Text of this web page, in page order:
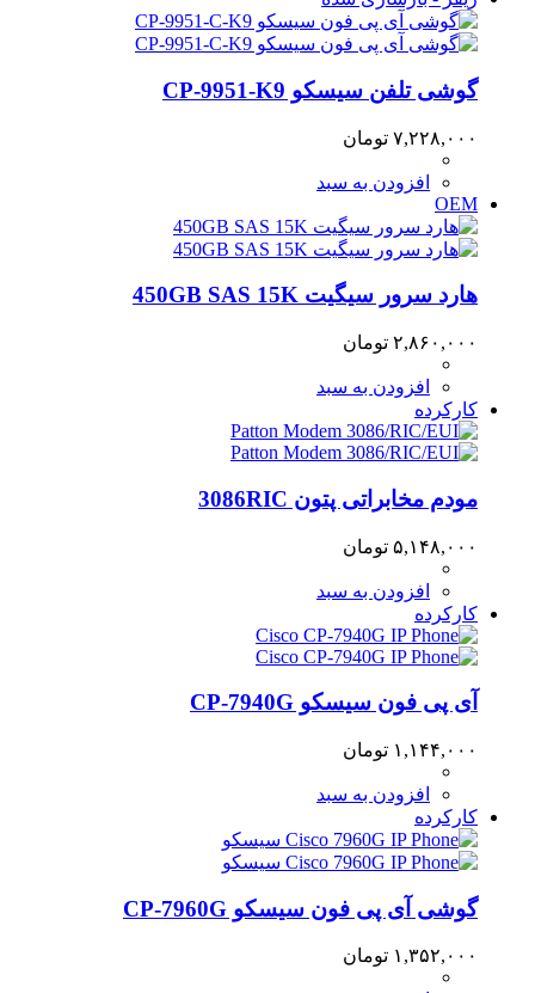
گوشی تلفن سیسکو CP-9951-K9
۷,۲۲۸,۰۰۰ تومان
افزودن به سبد
OEM
هارد سرور سیگیت 450GB SAS 15K
۲,۸۶۰,۰۰۰ تومان
افزودن به سبد
کارکرده
مودم مخابراتی پتون 3086RIC
۵,۱۴۸,۰۰۰ تومان
افزودن به سبد
کارکرده
آی پی فون سیسکو CP-7940G
۱,۱۴۴,۰۰۰ تومان
افزودن به سبد
کارکرده
گوشی آی پی فون سیسکو CP-7960G
۱,۳۵۲,۰۰۰ تومان